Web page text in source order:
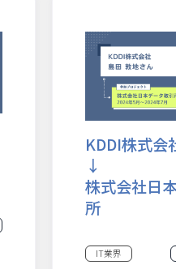
KDDI株式会
↓
株式会社日
所
IT業界